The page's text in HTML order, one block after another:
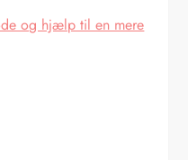
og hjælp til en mere